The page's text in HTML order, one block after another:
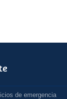
de emergencia